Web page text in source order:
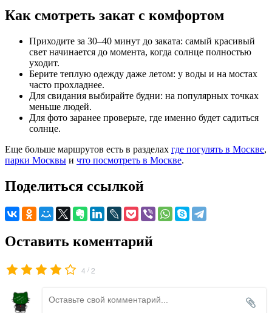
Как смотреть закат с комфортом
Приходите за 30–40 минут до заката: самый красивый
свет начинается до момента, когда солнце полностью
уходит.
Берите теплую одежду даже летом: у воды и на мостах
часто прохладнее.
Для свидания выбирайте будни: на популярных точках
меньше людей.
Для фото заранее проверьте, где именно будет садиться
солнце.
Еще больше маршрутов есть в разделах где погулять в Москве,
парки Москвы и что посмотреть в Москве.
Поделиться ссылкой
Оставить коментарий
4 /2